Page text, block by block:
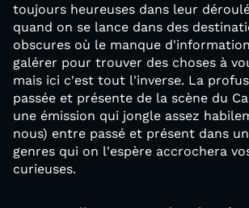
toujours heureuses dans leur
quand on se lance dans des
obscures où le manque
galérer pour trouver des choses à
mais ici c'est tout l'inverse. La
passée et présente de la scène du
une émission qui jongle assez
nous) entre passé et présent dans
genres qui on l'espère accrochera
curieuses.